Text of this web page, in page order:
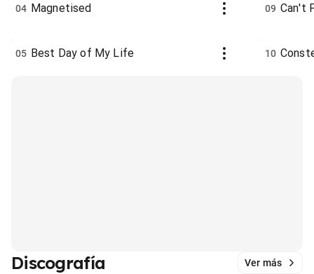
04 Magnetised
05 Best Day of My Life
09 Can't
10
Discografía Ver más